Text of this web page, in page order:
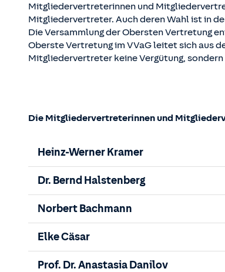
Mitgliedervertreterinnen und
Mitgliedervertreter. Auch deren Wahl ist in
Die Versammlung der Obersten Vertretung
Oberste Vertretung im VVaG leitet sich aus
Mitgliedervertreter keine Vergütung,
Die Mitgliedervertreterinnen und
Heinz-Werner Kramer
Dr. Bernd Halstenberg
Norbert Bachmann
Elke Cäsar
Prof. Dr. Anastasia Danilov